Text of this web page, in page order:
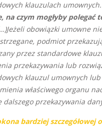
klauzulach umownych.
na czym mogłyby polegać
obowiązki umowne
podmiot
przez standardowe
przekazywania lub
klauzul umownych
właściwego organu
dalszego przekazywania
bardziej szczegółowej